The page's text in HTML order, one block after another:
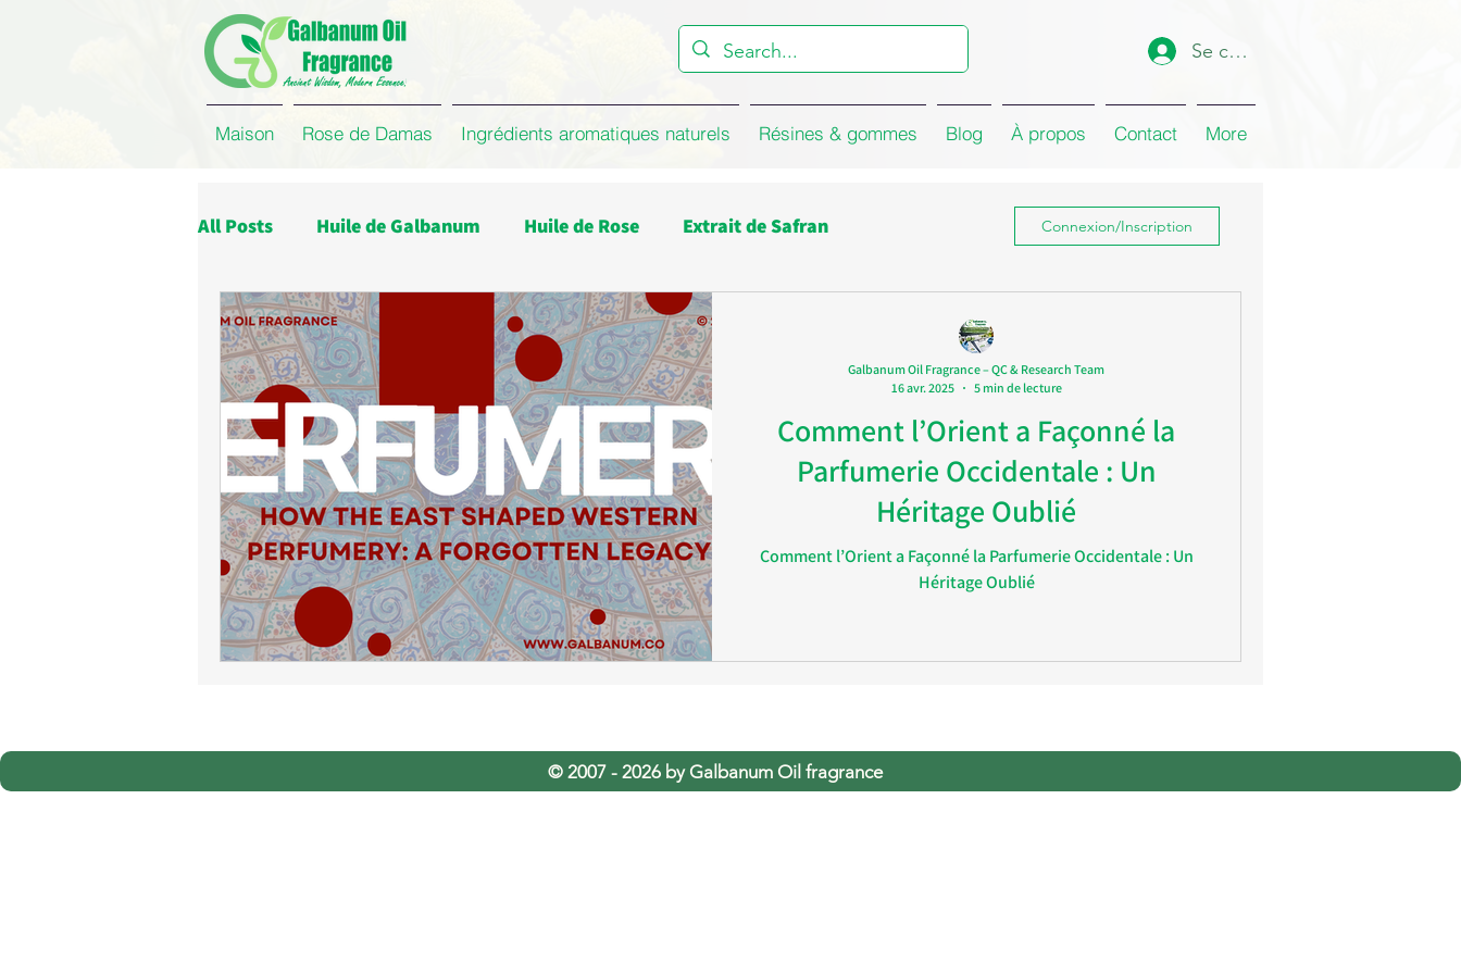
Se connecter
Maison Rose de Damas Ingrédients aromatiques naturels Résines & gommes Blog À propos Contact More
All Posts Huile de Galbanum Huile de Rose Extrait de Safran
Huile d'Asafoetida Huile de Citronnelle Huile d'Estragon
Huile de Graines de Cumin Huile d’Eucalyptus
Concrète de Rose Absolue de Rose de Damas
Le Concrète de Rose de Damas Gomme de galbanum
Connexion/Inscription
Comment l’Orient a Façonné la
Parfumerie Occidentale : Un
Héritage Oublié
Comment l’Orient a Façonné la Parfumerie Occidentale : Un
Héritage Oublié
Galbanum Oil Fragrance – QC & Research Team
16 avr. 2025
5 min de lecture
© 2007 - 2026 by Galbanum Oil fragrance